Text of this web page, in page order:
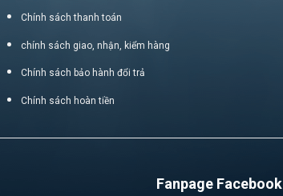
Chính sách thanh toán
chính sách giao, nhận, kiểm hàng
Chính sách bảo hành đổi trả
Chính sách hoàn tiền
Fanpage Facebook